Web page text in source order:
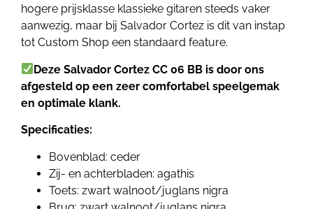
hogere prijsklasse klassieke gitaren steeds vaker
aanwezig, maar bij Salvador Cortez is dit van instap
tot Custom Shop een standaard feature.
Deze Salvador Cortez CC 06 BB is door ons
afgesteld op een zeer comfortabel speelgemak
en optimale klank.
Specificaties:
Bovenblad: ceder
Zij- en achterbladen: agathis
Toets: zwart walnoot/juglans nigra